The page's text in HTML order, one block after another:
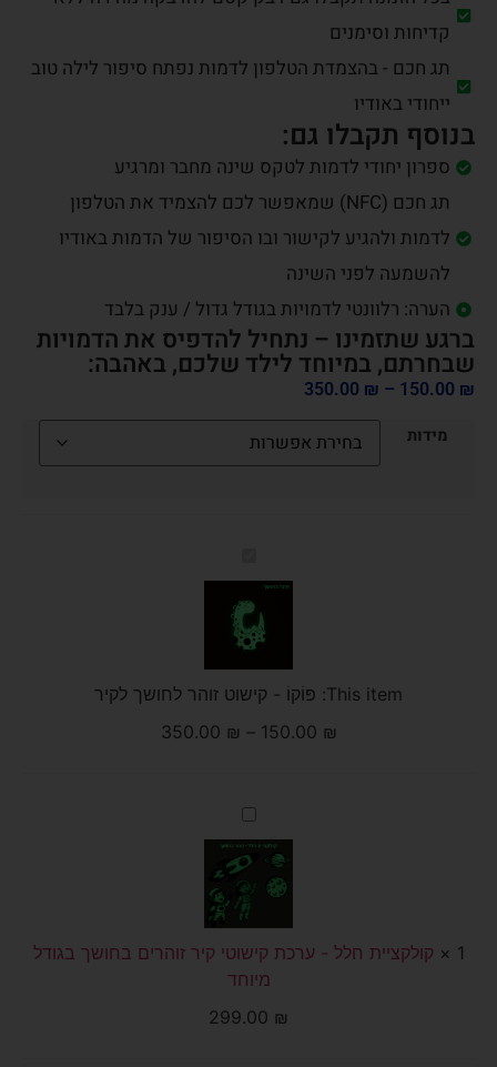
קדיחות וסימנים
תג חכם - בהצמדת הטלפון לדמות נפתח סיפור לילה טוב
ייחודי באודיו
בנוסף תקבלו גם:
ספרון יחודי לדמות לטקס שינה מחבר ומרגיע
תג חכם (NFC) שמאפשר לכם להצמיד את הטלפון
לדמות ולהגיע לקישור ובו הסיפור של הדמות באודיו
להשמעה לפני השינה
הערה: רלוונטי לדמויות בגודל גדול / ענק בלבד
ברגע שתזמינו – נתחיל להדפיס את הדמויות
שבחרתם, במיוחד לילד שלכם, באהבה:
150.00 ₪
–
350.00 ₪
מידות
קישוט
זוהר
לחושך
לקיר
This item: פּוֹקוֹ - קישוט זוהר לחושך לקיר
150.00 ₪
–
350.00 ₪
קולקציית
חלל
-
ערכת
קישוטי
קיר
זוהרים
בחושך
בגודל
מיוחד
1
× קולקציית חלל - ערכת קישוטי קיר זוהרים בחושך בגודל
מיוחד
299.00 ₪